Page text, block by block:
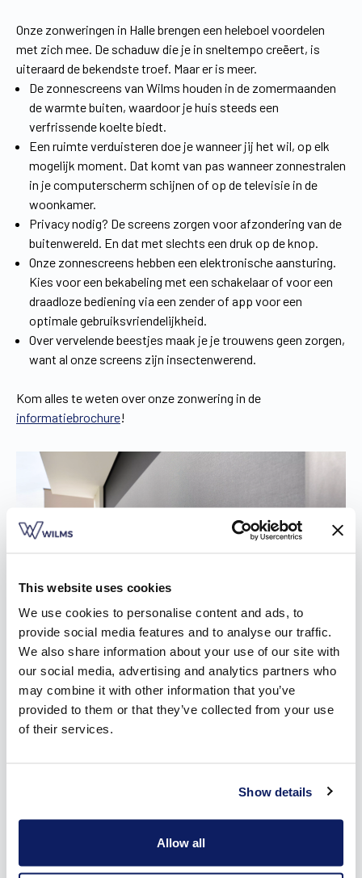
This website uses cookies
We use cookies to personalise content and ads, to
provide social media features and to analyse our traffic.
We also share information about your use of our site with
our social media, advertising and analytics partners who
may combine it with other information that you’ve
provided to them or that they’ve collected from your use
of their services.
Show details
Allow all
Onze zonweringen in Halle brengen een heleboel voordelen
met zich mee. De schaduw die je in sneltempo creëert, is
uiteraard de bekendste troef. Maar er is meer.
De zonnescreens van Wilms houden in de zomermaanden
de warmte buiten, waardoor je huis steeds een
verfrissende koelte biedt.
Een ruimte verduisteren doe je wanneer jij het wil, op elk
mogelijk moment. Dat komt van pas wanneer zonnestralen
in je computerscherm schijnen of op de televisie in de
woonkamer.
Privacy nodig? De screens zorgen voor afzondering van de
buitenwereld. En dat met slechts een druk op de knop.
Onze zonnescreens hebben een elektronische aansturing.
Kies voor een bekabeling met een schakelaar of voor een
draadloze bediening via een zender of app voor een
optimale gebruiksvriendelijkheid.
Over vervelende beestjes maak je je trouwens geen zorgen,
want al onze screens zijn insectenwerend.
Kom alles te weten over onze zonwering in de
informatiebrochure!
Een geschikte zonwering in Halle voor elke
bouwsituatie
Halle: inbouw-, voorzet- en opbouwscreens.
als één geheel in de woning geplaatst. Zo blijft het
warmteverlies beperkt én werk je ze perfect in je interieur